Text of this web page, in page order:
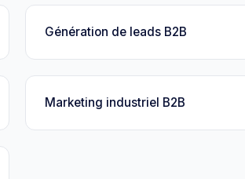
Génération de leads B2B
Marketing industriel B2B